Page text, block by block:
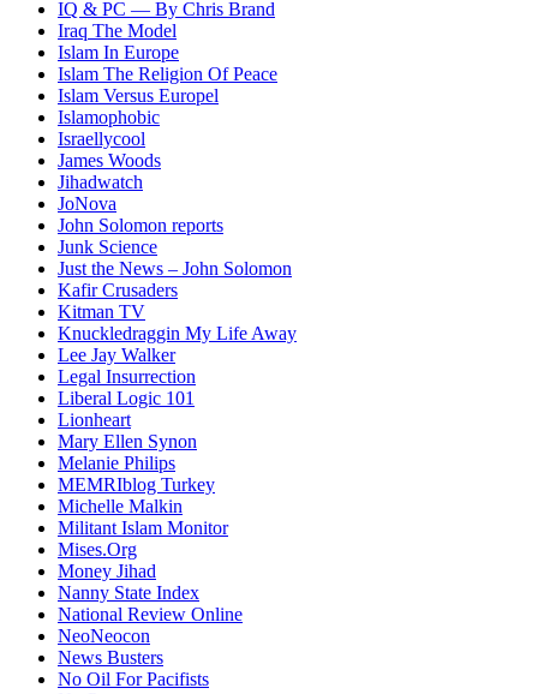
IQ & PC — By Chris Brand
Iraq The Model
Islam In Europe
Islam The Religion Of Peace
Islam Versus Europel
Islamophobic
Israellycool
James Woods
Jihadwatch
JoNova
John Solomon reports
Junk Science
Just the News – John Solomon
Kafir Crusaders
Kitman TV
Knuckledraggin My Life Away
Lee Jay Walker
Legal Insurrection
Liberal Logic 101
Lionheart
Mary Ellen Synon
Melanie Philips
MEMRIblog Turkey
Michelle Malkin
Militant Islam Monitor
Mises.Org
Money Jihad
Nanny State Index
National Review Online
NeoNeocon
News Busters
No Oil For Pacifists